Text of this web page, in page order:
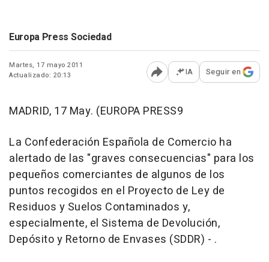
Europa Press Sociedad
Martes, 17 mayo 2011
Actualizado: 20:13
Abrir opciones para
IA Seguir en
MADRID, 17 May. (EUROPA PRESS9
La Confederación Española de Comercio ha
alertado de las "graves consecuencias" para los
pequeños comerciantes de algunos de los
puntos recogidos en el Proyecto de Ley de
Residuos y Suelos Contaminados y,
especialmente, el Sistema de Devolución,
Depósito y Retorno de Envases (SDDR) - .